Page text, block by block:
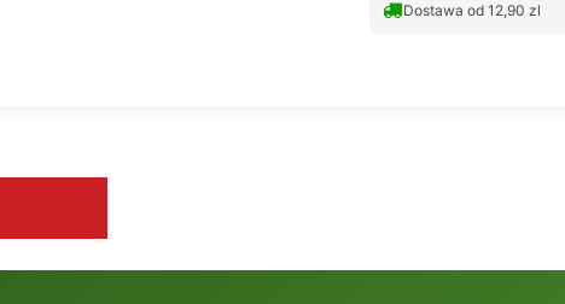
Dostawa od 12,90 zl